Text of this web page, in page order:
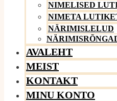
NIMELISED
NIMETA
NÄRIMISLELUD
AVALEHT
MEIST
KONTAKT
MINU KONTO